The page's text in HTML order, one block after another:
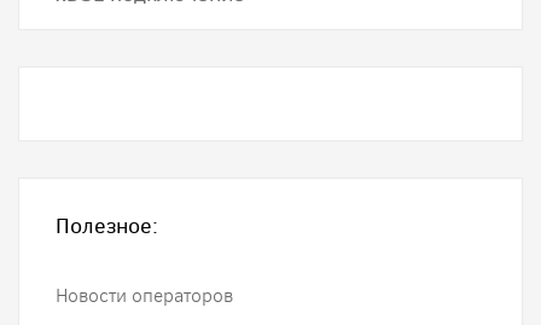
Полезное:
Новости операторов